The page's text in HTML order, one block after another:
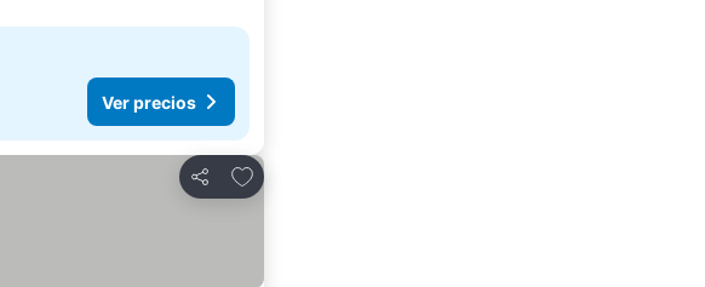
Ver precios
Compartir
Agregar a favoritos